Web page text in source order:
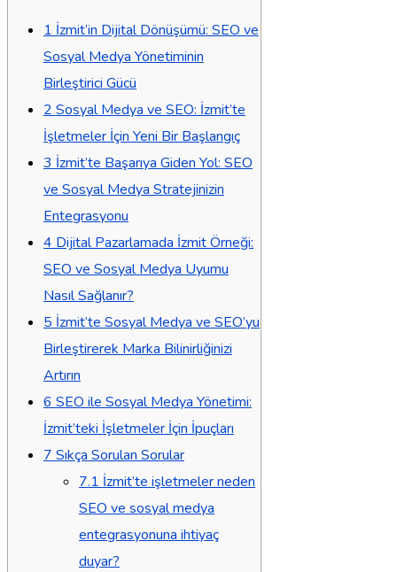
1 İzmit’in Dijital Dönüşümü: SEO ve
Sosyal Medya Yönetiminin
Birleştirici Gücü
2 Sosyal Medya ve SEO: İzmit’te
İşletmeler İçin Yeni Bir Başlangıç
3 İzmit’te Başarıya Giden Yol: SEO
ve Sosyal Medya Stratejinizin
Entegrasyonu
4 Dijital Pazarlamada İzmit Örneği:
SEO ve Sosyal Medya Uyumu
Nasıl Sağlanır?
5 İzmit’te Sosyal Medya ve SEO’yu
Birleştirerek Marka Bilinirliğinizi
Artırın
6 SEO ile Sosyal Medya Yönetimi:
İzmit’teki İşletmeler İçin İpuçları
7 Sıkça Sorulan Sorular
7.1 İzmit’te işletmeler neden
SEO ve sosyal medya
entegrasyonuna ihtiyaç
duyar?